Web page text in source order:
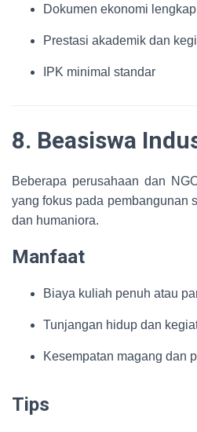
Dokumen ekonomi lengkap
Prestasi akademik dan
IPK minimal standar
8. Beasiswa
Beberapa perusahaan dan
yang fokus pada pembangunan
dan humaniora.
Manfaat
Biaya kuliah penuh atau
Tunjangan hidup dan
Kesempatan magang dan
Tips